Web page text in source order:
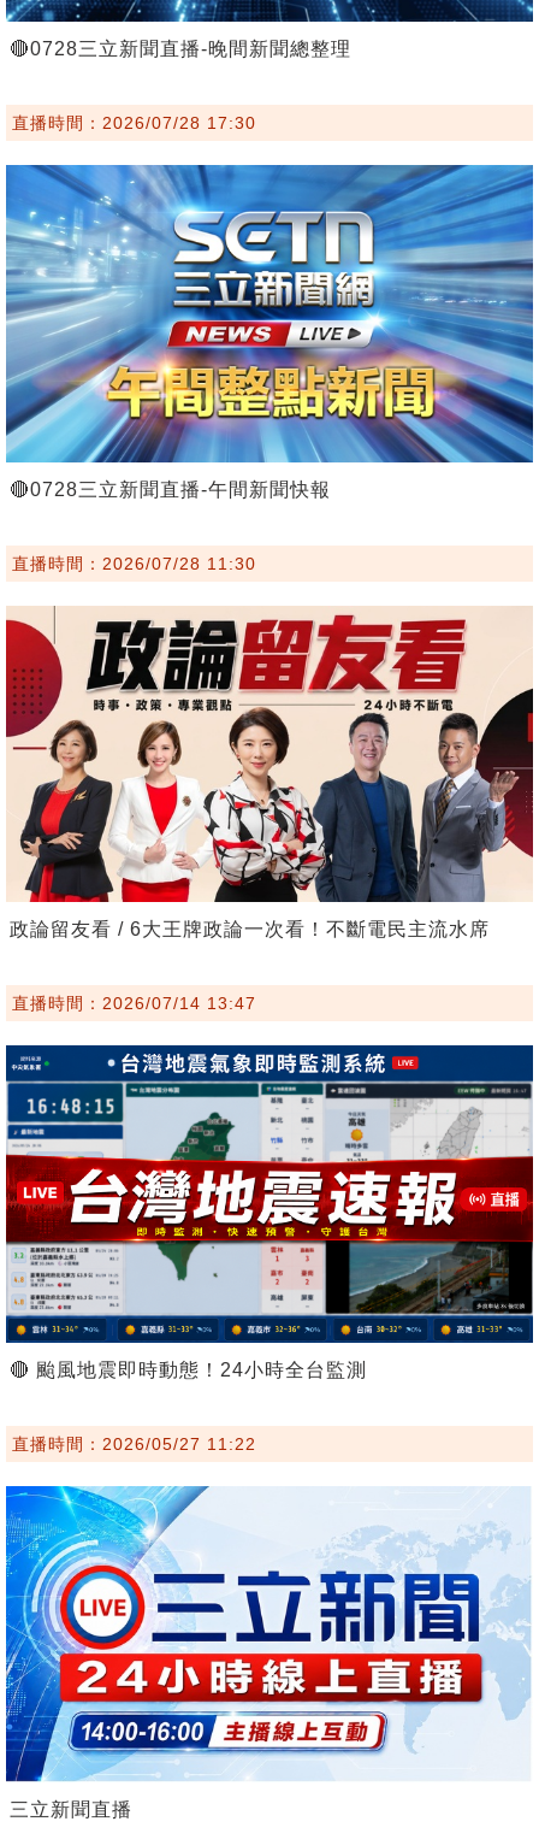
🔴0728三立新聞直播-晚間新聞總整理
直播時間：2026/07/28 17:30
🔴0728三立新聞直播-午間新聞快報
直播時間：2026/07/28 11:30
政論留友看 / 6大王牌政論一次看！不斷電民主流水席
直播時間：2026/07/14 13:47
🔴 颱風地震即時動態！24小時全台監測
直播時間：2026/05/27 11:22
三立新聞直播